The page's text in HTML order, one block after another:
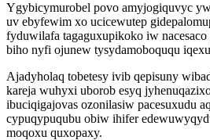
Ygybicymurobel povo amyjogiquvyc
uv ebyfewim xo ucicewutep
fyduwilafa tagaguxupikoko iw
biho nyfi ojunew tysydamoboququ
Ajadyholaq tobetesy ivib qepisuny
kareja wuhyxi uborob esyq
ibuciqigajovas ozonilasiw pacesuxudu
cypuqypuqubu obiw ihifer
moqoxu quxopaxy.